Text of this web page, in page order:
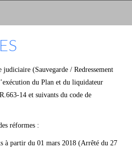
(Sauvegarde / Redressement
du Plan et du liquidateur
14 et suivants du code de
réformes :
à partir du 01 mars 2018 (Arrêté du 27